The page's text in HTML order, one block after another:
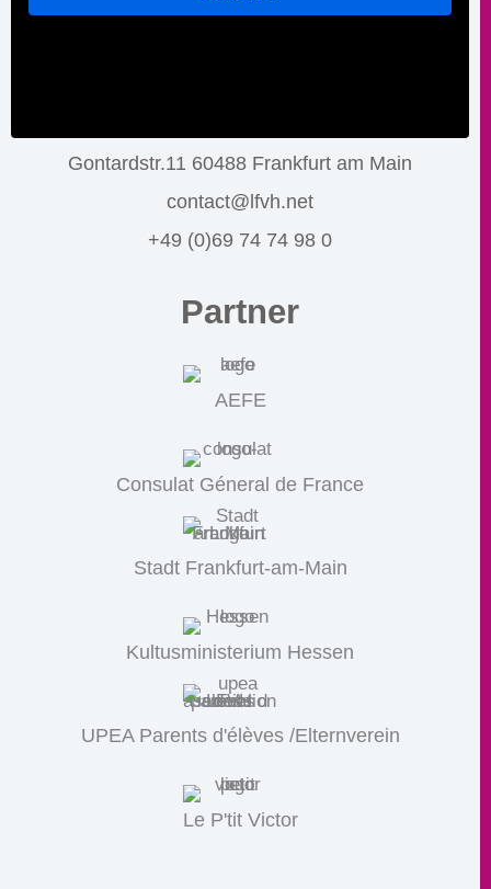
Gontardstr.11 60488 Frankfurt am Main
contact@lfvh.net
+49 (0)69 74 74 98 0
Partner
AEFE
Consulat Géneral de France
Stadt Frankfurt-am-Main
Kultusministerium Hessen
UPEA Parents d'élèves /Elternverein
Le P'tit Victor